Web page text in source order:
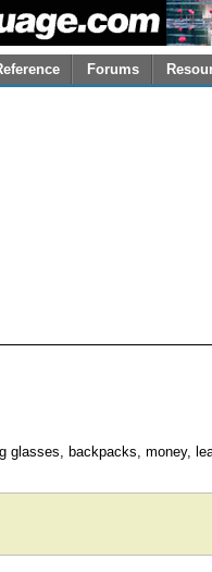
Forums
glasses, backpacks, money,